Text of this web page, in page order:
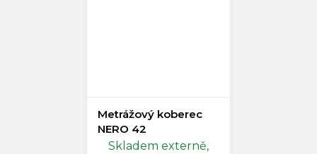
Metrážový koberec
NERO 42
Skladem externě,